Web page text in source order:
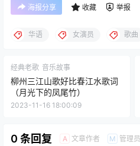
海报分享 收藏 举报
华语 女演员 歌曲
经典老歌 音乐故事
柳州三江山歌好比春江水歌词
（月光下的凤尾竹）
2023-11-16 18:00:09
0 条回复 A 文章作者 M 管理员